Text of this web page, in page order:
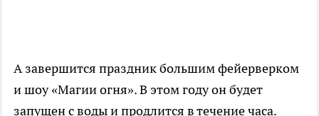
А завершится праздник большим фейерверком
и шоу «Магии огня». В этом году он будет
запущен с воды и продлится в течение часа.